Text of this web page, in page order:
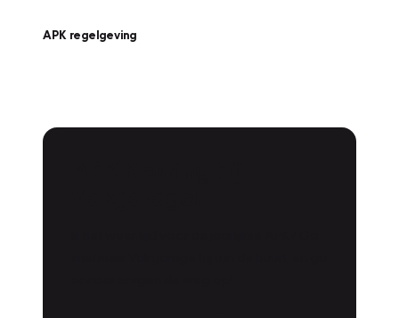
APK regelgeving